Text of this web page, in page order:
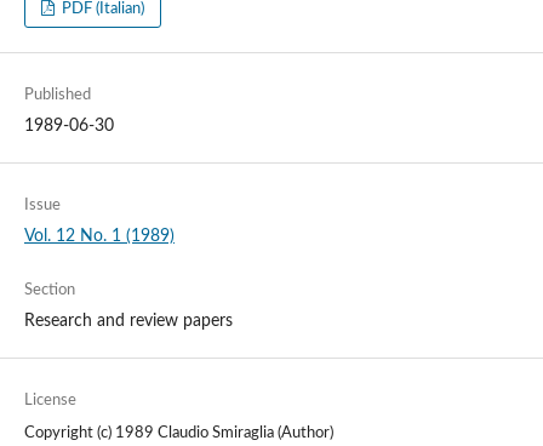
PDF (Italian)
Published
1989-06-30
Issue
Vol. 12 No. 1 (1989)
Section
Research and review papers
License
Copyright (c) 1989 Claudio Smiraglia (Author)